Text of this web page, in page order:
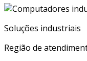
Soluções industriais
Região de